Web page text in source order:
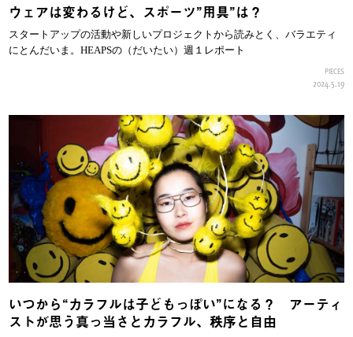
ウェアは変わるけど、スポーツ”用具”は？
スタートアップの活動や新しいプロジェクトから読みとく、バラエティ
にとんだいま。HEAPSの（だいたい）週１レポート
PIECES
2024.5.19
いつから“カラフルは子どもっぽい”になる？ アーティ
ストが思う真っ当さとカラフル、秩序と自由